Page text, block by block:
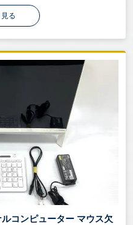
る
コンピューター マウス欠